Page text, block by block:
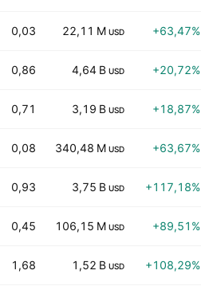
0,03 22,11 M USD +63,47%
0,86 4,64 B USD +20,72%
0,71 3,19 B USD +18,87%
0,08 340,48 M USD +63,67%
0,93 3,75 B USD +117,18%
0,45 106,15 M USD +89,51%
1,68 1,52 B USD +108,29%